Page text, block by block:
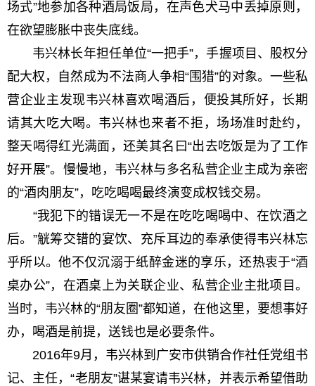
场式”地参加各种酒局饭局，在声色犬马中丢掉原则，
在欲望膨胀中丧失底线。
韦兴林长年担任单位“一把手”，手握项目、股权分
配大权，自然成为不法商人争相“围猎”的对象。一些私
营企业主发现韦兴林喜欢喝酒后，便投其所好，长期
请其大吃大喝。韦兴林也来者不拒，场场准时赴约，
整天喝得红光满面，还美其名曰“出去吃饭是为了工作
好开展”。慢慢地，韦兴林与多名私营企业主成为亲密
的“酒肉朋友”，吃吃喝喝最终演变成权钱交易。
“我犯下的错误无一不是在吃吃喝喝中、在饮酒之
后。”觥筹交错的宴饮、充斥耳边的奉承使得韦兴林忘
乎所以。他不仅沉溺于纸醉金迷的享乐，还热衷于“酒
桌办公”，在酒桌上为关联企业、私营企业主批项目。
当时，韦兴林的“朋友圈”都知道，在他这里，要想事好
办，喝酒是前提，送钱也是必要条件。
2016年9月，韦兴林到广安市供销合作社任党组书
记、主任，“老朋友”谌某宴请韦兴林，并表示希望借助